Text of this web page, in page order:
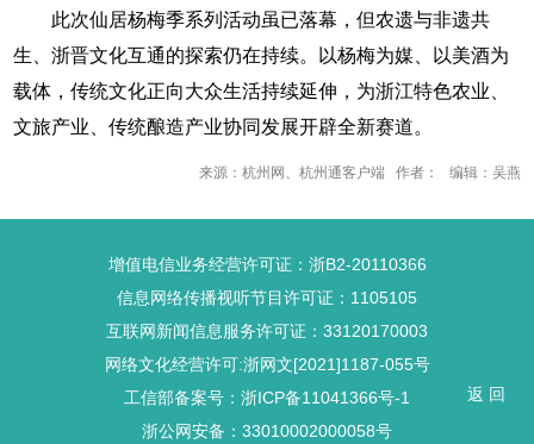
返 回
此次仙居杨梅季系列活动虽已落幕，但农遗与非遗共
生、浙晋文化互通的探索仍在持续。以杨梅为媒、以美酒为
载体，传统文化正向大众生活持续延伸，为浙江特色农业、
文旅产业、传统酿造产业协同发展开辟全新赛道。
来源：杭州网、杭州通客户端 作者： 编辑：吴燕
增值电信业务经营许可证：浙B2-20110366
信息网络传播视听节目许可证：1105105
互联网新闻信息服务许可证：33120170003
网络文化经营许可:浙网文[2021]1187-055号
工信部备案号：浙ICP备11041366号-1
浙公网安备：33010002000058号